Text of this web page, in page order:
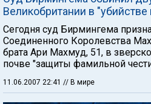
Великобритании в "убийстве
Сегодня суд Бирмингема
Соединенного Королевства
брата Ари Махмуд, 51, в
почве "защиты фамильной
11.06.2007 22:41 // В мире